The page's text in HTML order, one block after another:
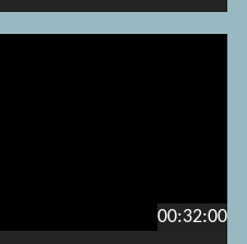
00:32:00